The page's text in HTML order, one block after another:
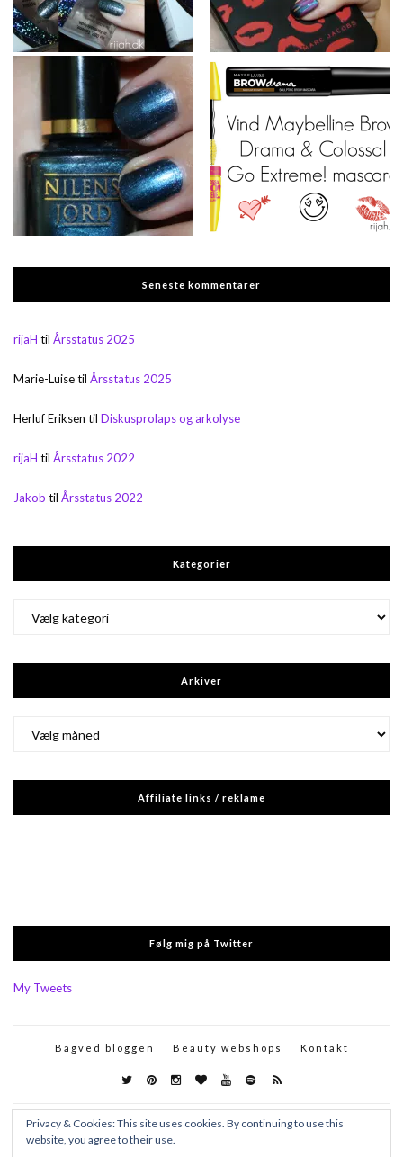
Seneste kommentarer
rijaH til Årsstatus 2025
Marie-Luisetil Årsstatus 2025
Herluf Eriksen til Diskusprolaps og arkolyse
rijaH til Årsstatus 2022
Jakob til Årsstatus 2022
Kategorier
Arkiver
Affiliate links / reklame
Følg mig på Twitter
My Tweets
Bagved bloggen Beauty webshops Kontakt
Privacy & Cookies: This site uses cookies. By continuing to use this
website, you agree to their use.